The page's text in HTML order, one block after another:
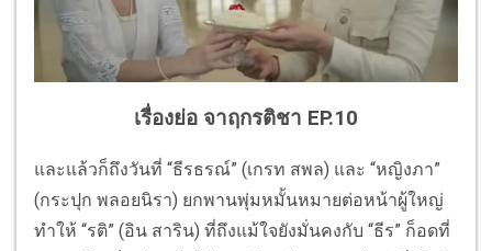
เรื่องย่อ จาฤกรติชา EP.10
และแล้วก็ถึงวันที่ “ธีรธรณ์” (เกรท สพล) และ “หญิงภา”
(กระปุก พลอยนิรา) ยกพานพุ่มหมั้นหมายต่อหน้าผู้ใหญ่
ทำให้ “รติ” (อิน สาริน) ที่ถึงแม้ใจยังมั่นคงกับ “ธีร” ก็อดที่